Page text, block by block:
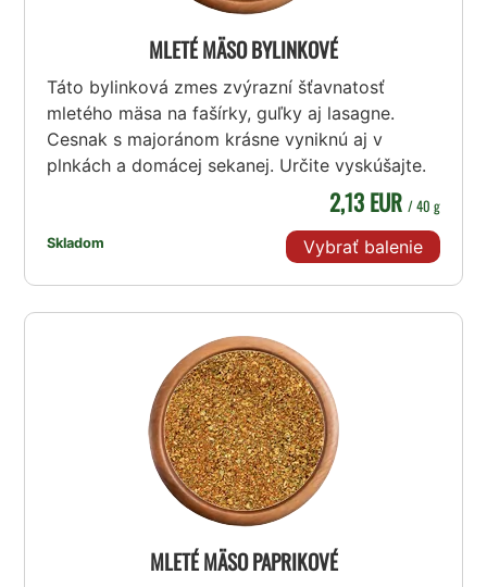
MLETÉ MÄSO BYLINKOVÉ
Táto bylinková zmes zvýrazní šťavnatosť
mletého mäsa na fašírky, guľky aj lasagne.
Cesnak s majoránom krásne vyniknú aj v
plnkách a domácej sekanej. Určite vyskúšajte.
Skladom
2,13 EUR / 40 g
Vybrať balenie
MLETÉ MÄSO PAPRIKOVÉ